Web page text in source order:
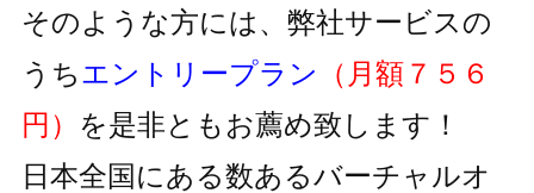
そのような方には、弊社サービスの
うちエントリープラン
（月額７５６
円） を是非ともお薦め致します！
日本全国にある数あるバーチャルオ